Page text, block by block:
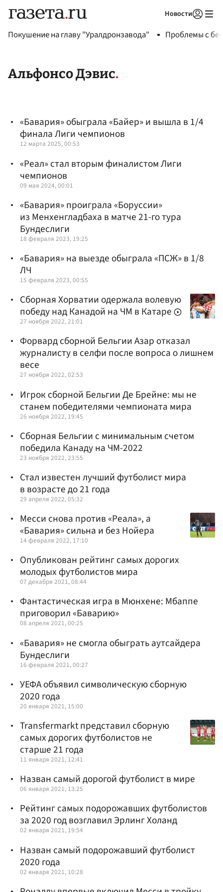
Новости
Покушение на главу "Уралдронзавода" Проблемы с
Альфонсо Дэвис
«Бавария» обыграла «Байер» и вышла в 1/4
финала Лиги чемпионов
12 марта 2025, 00:53
«Реал» стал вторым финалистом Лиги
чемпионов
09 мая 2024, 00:01
«Бавария» проиграла «Боруссии»
из Менхенгладбаха в матче 21-го тура
Бундеслиги
18 февраля 2023, 19:25
«Бавария» на выезде обыграла «ПСЖ» в 1/8
ЛЧ
15 февраля 2023, 00:55
Сборная Хорватии одержала волевую
победу над Канадой на ЧМ в Катаре
27 ноября 2022, 21:01
Форвард сборной Бельгии Азар отказал
журналисту в селфи после вопроса о лишнем
весе
27 ноября 2022, 02:53
Игрок сборной Бельгии Де Брейне: мы не
станем победителями чемпионата мира
26 ноября 2022, 19:45
Сборная Бельгии с минимальным счетом
победила Канаду на ЧМ-2022
23 ноября 2022, 23:55
Стал известен лучший футболист мира
в возрасте до 21 года
29 апреля 2022, 05:32
Месси снова против «Реала», а
«Бавария» сильна и без Нойера
14 февраля 2022, 17:10
Опубликован рейтинг самых дорогих
молодых футболистов мира
07 декабря 2021, 08:44
Фантастическая игра в Мюнхене: Мбаппе
приговорил «Баварию»
08 апреля 2021, 00:25
«Бавария» не смогла обыграть аутсайдера
Бундеслиги
16 февраля 2021, 00:27
УЕФА объявил символическую сборную
2020 года
20 января 2021, 15:00
Transfermarkt представил сборную
самых дорогих футболистов не
старше 21 года
11 января 2021, 12:41
Назван самый дорогой футболист в мире
06 января 2021, 13:25
Рейтинг самых подорожавших футболистов
за 2020 год возглавил Эрлинг Холанд
02 января 2021, 19:54
Назван самый подорожавший футболист
2020 года
02 января 2021, 10:28